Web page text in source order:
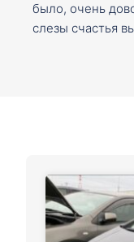
было, очень
слезы счастья